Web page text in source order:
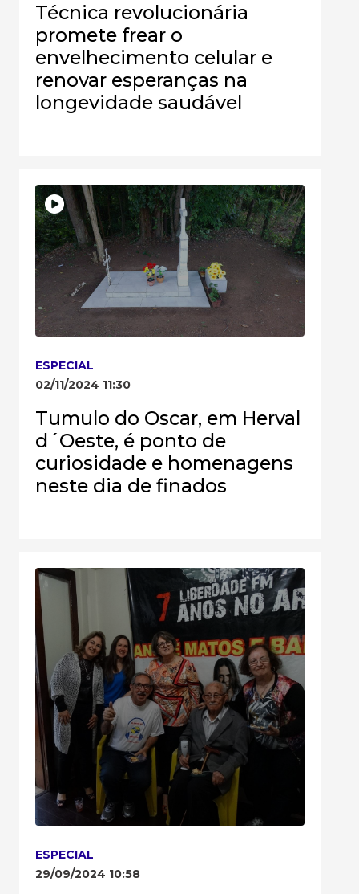
Técnica revolucionária
promete frear o
envelhecimento celular e
renovar esperanças na
longevidade saudável
ESPECIAL
02/11/2024 11:30
Tumulo do Oscar, em Herval
d´Oeste, é ponto de
curiosidade e homenagens
neste dia de finados
ESPECIAL
29/09/2024 10:58